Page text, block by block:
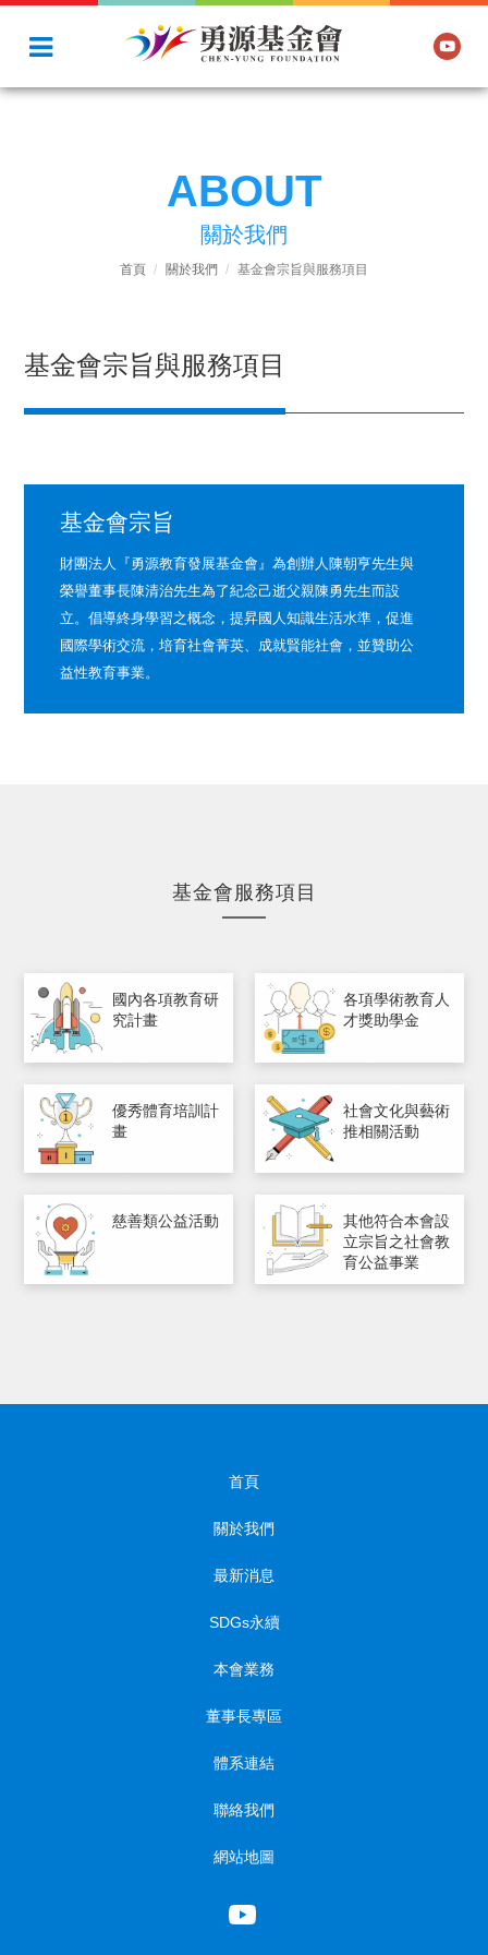
ABOUT
關於我們
首頁 關於我們 基金會宗旨與服務項目
基金會宗旨與服務項目
基金會宗旨
財團法人『勇源教育發展基金會』為創辦人陳朝亨先生與
榮譽董事長陳清治先生為了紀念己逝父親陳勇先生而設
立。倡導終身學習之概念，提昇國人知識生活水準，促進
國際學術交流，培育社會菁英、成就賢能社會，並贊助公
益性教育事業。
基金會服務項目
國內各項教育研
究計畫
各項學術教育人
才獎助學金
優秀體育培訓計
畫
社會文化與藝術
推相關活動
慈善類公益活動
其他符合本會設
立宗旨之社會教
育公益事業
首頁
關於我們
最新消息
SDGs永續
本會業務
董事長專區
體系連結
聯絡我們
網站地圖